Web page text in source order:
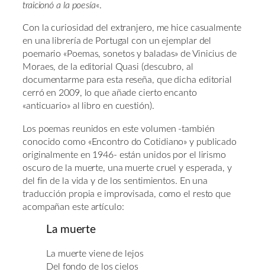
traicionó a la poesía«.
Con la curiosidad del extranjero, me hice casualmente
en una librería de Portugal con un ejemplar del
poemario «Poemas, sonetos y baladas» de Vinicius de
Moraes, de la editorial Quasi (descubro, al
documentarme para esta reseña, que dicha editorial
cerró en 2009, lo que añade cierto encanto
«anticuario» al libro en cuestión).
Los poemas reunidos en este volumen -también
conocido como «Encontro do Cotidiano» y publicado
originalmente en 1946- están unidos por el lirismo
oscuro de la muerte, una muerte cruel y esperada, y
del fin de la vida y de los sentimientos. En una
traducción propia e improvisada, como el resto que
acompañan este artículo:
La muerte
La muerte viene de lejos
Del fondo de los cielos